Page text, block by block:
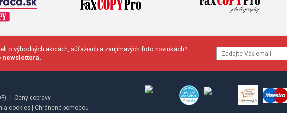
o výhodných akciách, súťažiach a zaujímavých foto novinkách?
newslettera.
Ceny dopravy
cookies | Chránené pomocou